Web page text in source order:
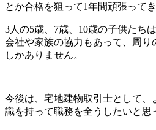
とか合格を狙って1年間頑張ってき
3人の5歳、7歳、10歳の子供たちは
会社や家族の協力もあって、周り
しかありません。
今後は、宅地建物取引士として、
識を持って職務を全うしたいと思